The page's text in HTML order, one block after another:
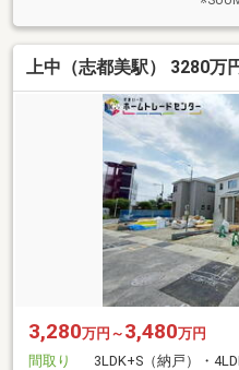
上中（志都美駅） 3280万
3,280万円～ 3,480万円
間取り
3LDK+S（納戸）・